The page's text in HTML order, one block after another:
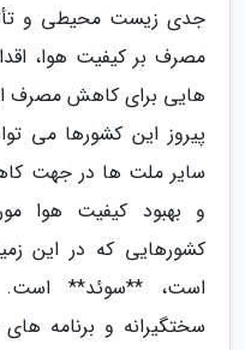
جدی زیست محیطی و
مصرف بر کیفیت هوا،
هایی برای کاهش مصرف
پیروز این کشورها می
سایر ملت ها در جهت
و بهبود کیفیت هوا
کشورهایی که در این
است، **سوئد** است.
سختگیرانه و برنامه